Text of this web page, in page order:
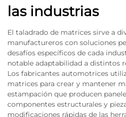
las industrias
El taladrado de matrices sirve a
manufactureros con soluciones
desafíos específicos de cada
notable adaptabilidad a distintos
Los fabricantes automotrices
matrices para crear y mantener
estampación que producen
componentes estructurales y
modificaciones rápidas de las